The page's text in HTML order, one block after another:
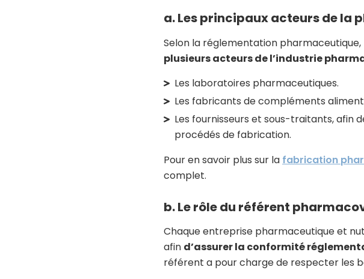
a. Les principaux acteurs de la
Selon la réglementation
plusieurs acteurs de l’industrie
Les laboratoires pharmaceutiques.
Les fabricants de compléments
Les fournisseurs et sous-traitants, afin
procédés de fabrication.
Pour en savoir plus sur la fabrication
complet.
b. Le rôle du référent
Chaque entreprise pharmaceutique et
afin d’assurer la conformité
référent a pour charge de respecter les